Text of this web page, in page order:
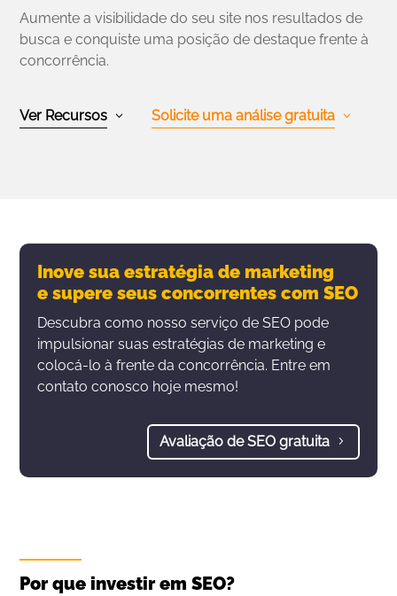
Aumente a visibilidade do seu site nos resultados de
busca e conquiste uma posição de destaque frente à
concorrência.
Ver Recursos Solicite uma análise gratuita
Inove sua estratégia de marketing
e supere seus concorrentes com SEO
Descubra como nosso serviço de SEO pode
impulsionar suas estratégias de marketing e
colocá-lo à frente da concorrência. Entre em
contato conosco hoje mesmo!
Avaliação de SEO gratuita
Por que investir em SEO?